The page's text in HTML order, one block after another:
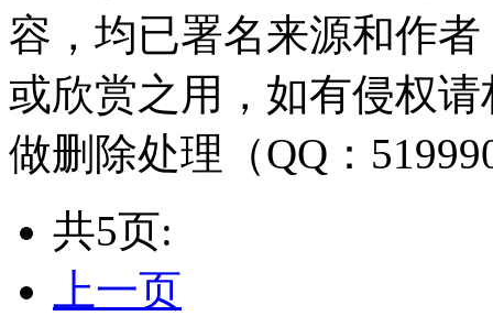
容，均已署名来源和作
或欣赏之用，如有侵权
做删除处理（QQ：
共5页:
上一页